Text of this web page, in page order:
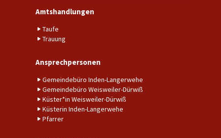
Amtshandlungen
Taufe
Trauung
Ansprechpersonen
Gemeindebüro Inden-Langerwehe
Gemeindebüro Weisweiler-Dürwiß
Küster*in Weisweiler-Dürwiß
Küsterin Inden-Langerwehe
Pfarrer